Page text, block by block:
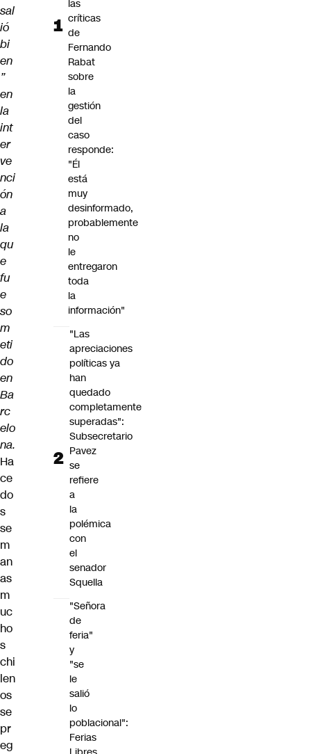
sal
ió
bi
en
”
en
la
int
er
ve
nci
ón
a
la
qu
e
fu
e
so
m
eti
do
en
Ba
rc
elo
na.
Ha
ce
do
s
se
m
an
as
m
uc
ho
s
chi
len
os
se
pr
eg
las
críticas
de
Fernando
Rabat
sobre
la
gestión
del
caso
responde:
"Él
está
muy
desinformado,
probablemente
no
le
entregaron
toda
la
información"
"Las
apreciaciones
políticas ya
han
quedado
completamente
superadas":
Subsecretario
Pavez
se
refiere
a
la
polémica
con
el
senador
Squella
"Señora
de
feria"
y
"se
le
salió
lo
poblacional":
Ferias